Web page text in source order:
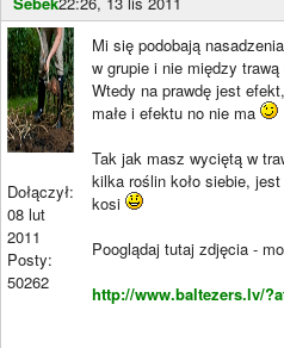
Dołączył:
08 lut
2011
Posty:
50262
Mi się podobają
w grupie i nie między
Wtedy na prawdę jest
małe i efektu no nie ma
Tak jak masz wyciętą w
kilka roślin koło siebie,
kosi
Pooglądaj tutaj zdjęcia -
http://www.baltezers.lv/